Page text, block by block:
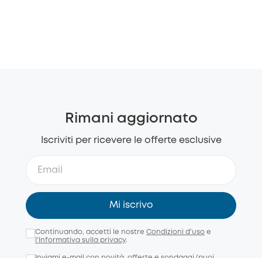
Rimani aggiornato
Iscriviti per ricevere le offerte esclusive
Mi iscrivo
Continuando, accetti le nostre Condizioni d'uso e
l'Informativa sulla privacy.